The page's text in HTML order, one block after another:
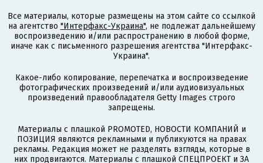
Все материалы, которые размещены на этом сайте со ссылкой
на агентство "Интерфакс-Украина", не подлежат дальнейшему
воспроизведению и/или распространению в любой форме,
иначе как с письменного разрешения агентства "Интерфакс-
Украина".
Какое-либо копирование, перепечатка и воспроизведение
фотографических произведений и/или аудиовизуальных
произведений правообладателя Getty Images строго
запрещены.
Материалы с плашкой PROMOTED, НОВОСТИ КОМПАНИЙ и
ПОЗИЦИЯ являются рекламными и публикуются на правах
рекламы. Редакция может не разделять взгляды, которые в
них продвигаются. Материалы с плашкой СПЕЦПРОЕКТ и ЗА